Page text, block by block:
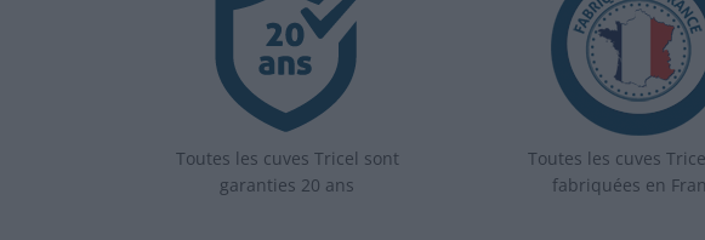
Toutes les cuves Tricel sont
garanties 20 ans
Toutes les cuves
fabriquées en